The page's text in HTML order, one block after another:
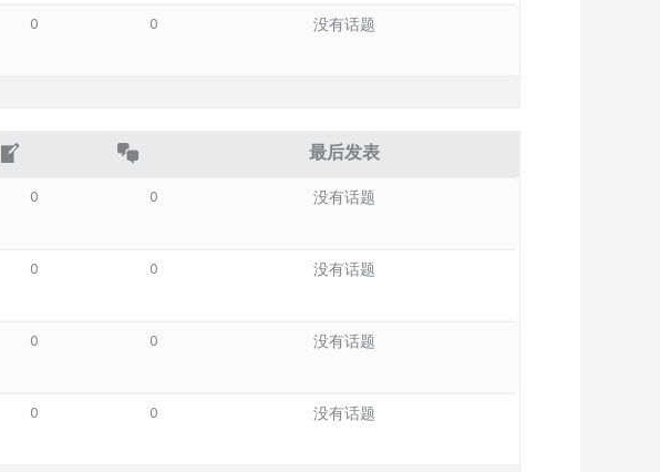
0 0 没有话题
最后发表
0 0 没有话题
0 0 没有话题
0 0 没有话题
0 0 没有话题